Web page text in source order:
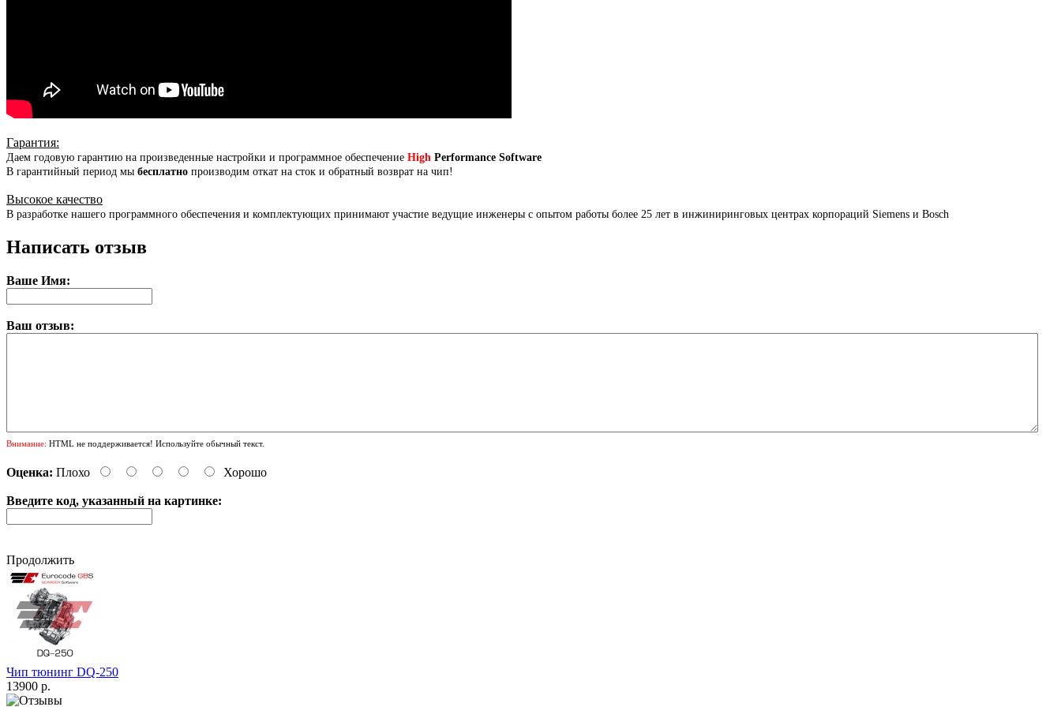
Гарантия:
Даем годовую гарантию на произведенные настройки и программное обеспечение High Performance Software
В гарантийный период мы бесплатно производим откат на сток и обратный возврат на чип!
Высокое качество
В разработке нашего программного обеспечения и комплектующих принимают участие ведущие инженеры с опытом работы более 25 лет в инжиниринговых центрах корпораций Siemens и Bosch
Написать отзыв
Ваше Имя:
Ваш отзыв:
Внимание: HTML не поддерживается! Используйте обычный текст.
Оценка: Плохо Хорошо
Введите код, указанный на картинке:
Продолжить
Чип тюнинг DQ-250
13900 р.